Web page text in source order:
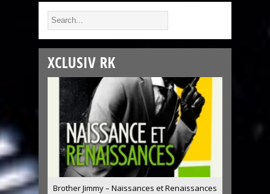
XCLUSIV RK
Brother Jimmy – Naissances et Renaissances